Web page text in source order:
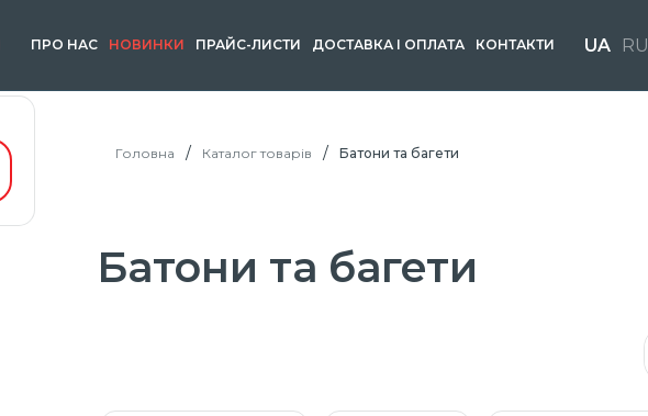
ПРО НАС НОВИНКИ ПРАЙС-ЛИСТИ ДОСТАВКА І ОПЛАТА КОНТАКТИ UA RU
Головна Каталог товарів Батони та багети
Батони та багети